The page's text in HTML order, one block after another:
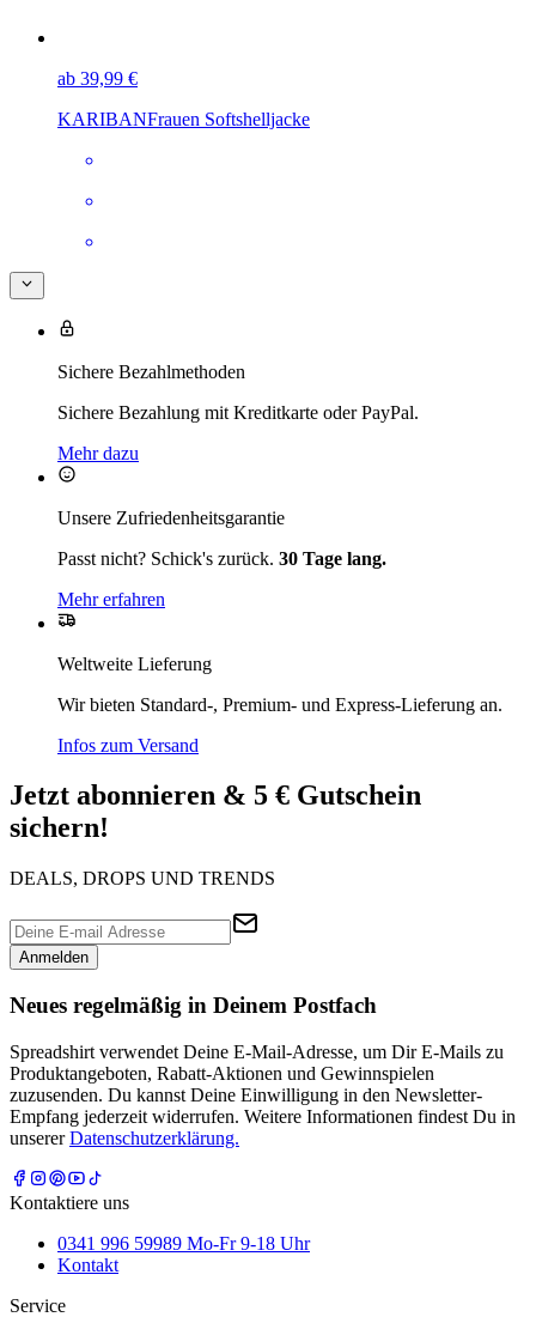
ab 39,99 €
KARIBANFrauen Softshelljacke
Sichere Bezahlmethoden
Sichere Bezahlung mit Kreditkarte oder PayPal.
Mehr dazu
Unsere Zufriedenheitsgarantie
Passt nicht? Schick's zurück. 30 Tage lang.
Mehr erfahren
Weltweite Lieferung
Wir bieten Standard-, Premium- und Express-Lieferung an.
Infos zum Versand
Jetzt abonnieren & 5 € Gutschein
sichern!
DEALS, DROPS UND TRENDS
Anmelden
Neues regelmäßig in Deinem Postfach
Spreadshirt verwendet Deine E-Mail-Adresse, um Dir E-Mails zu
Produktangeboten, Rabatt-Aktionen und Gewinnspielen
zuzusenden. Du kannst Deine Einwilligung in den Newsletter-
Empfang jederzeit widerrufen. Weitere Informationen findest Du in
unsererDatenschutzerklärung.
Kontaktiere uns
0341 996 59989 Mo-Fr 9-18 Uhr
Kontakt
Service